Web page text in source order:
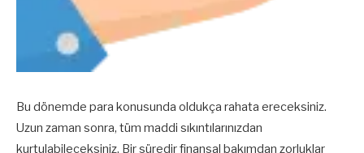
Bu dönemde para konusunda oldukça rahata ereceksiniz.
Uzun zaman sonra, tüm maddi sıkıntılarınızdan
kurtulabileceksiniz. Bir süredir finansal bakımdan zorluklar